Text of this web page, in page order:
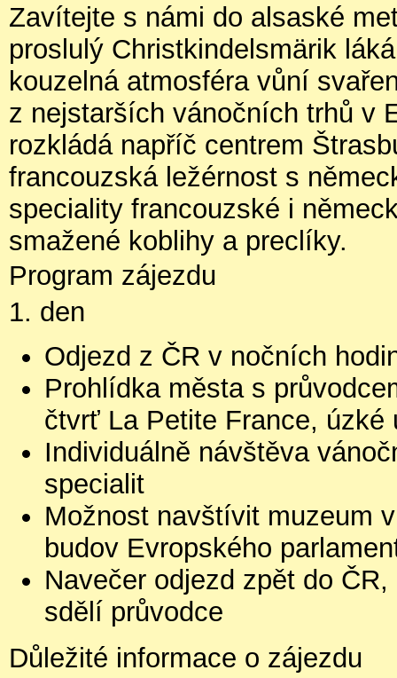
Zavítejte s námi do alsaské
proslulý Christkindelsmärik
kouzelná atmosféra vůní
z nejstarších vánočních trhů v
rozkládá napříč centrem
francouzská ležérnost s
speciality francouzské i
smažené koblihy a preclíky.
Program zájezdu
1. den
Odjezd z ČR v nočních
Prohlídka města s
čtvrť La Petite France, úzké
Individuálně návštěva
specialit
Možnost navštívit muzeum
budov Evropského
Navečer odjezd zpět do
sdělí průvodce
Důležité informace o zájezdu